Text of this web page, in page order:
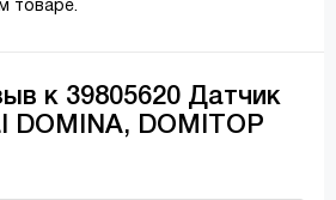
товаре.
к 39805620 Датчик
DOMINA, DOMITOP